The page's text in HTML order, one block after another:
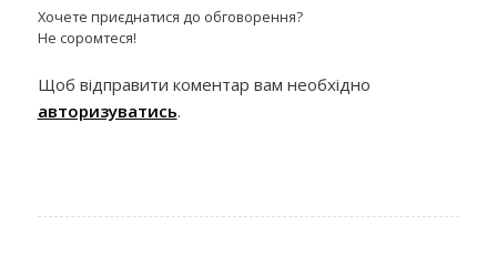
Хочете приєднатися до обговорення?
Не соромтеся!
Щоб відправити коментар вам необхідно
авторизуватись.